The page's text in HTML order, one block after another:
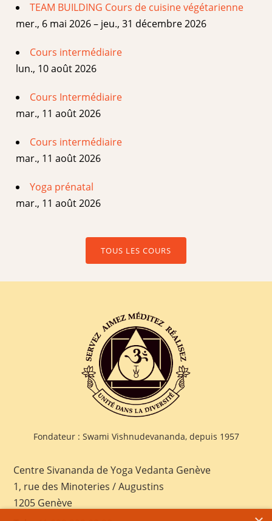
TEAM BUILDING Cours de cuisine végétarienne
mer., 6 mai 2026 – jeu., 31 décembre 2026
Cours intermédiaire
lun., 10 août 2026
Cours Intermédiaire
mar., 11 août 2026
Cours intermédiaire
mar., 11 août 2026
Yoga prénatal
mar., 11 août 2026
TOUS LES COURS
Fondateur : Swami Vishnudevananda, depuis 1957
Centre Sivananda de Yoga Vedanta Genève
1, rue des Minoteries / Augustins
1205 Genève